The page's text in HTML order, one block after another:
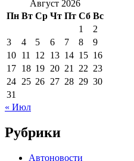
Август 2026
Пн Вт Ср Чт Пт Сб Вс
1
2
3
4 5 6 7 8
9
10 11 12 13 14 15 16
17 18 19 20 21 22 23
24 25 26 27 28 29 30
31
« Июл
Рубрики
Автоновости